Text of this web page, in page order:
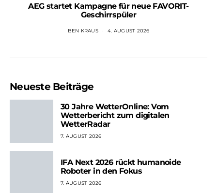
AEG startet Kampagne für neue FAVORIT-
Geschirrspüler
BEN KRAUS 4. AUGUST 2026
Neueste Beiträge
30 Jahre WetterOnline: Vom
Wetterbericht zum digitalen
WetterRadar
7. AUGUST 2026
IFA Next 2026 rückt humanoide
Roboter in den Fokus
7. AUGUST 2026